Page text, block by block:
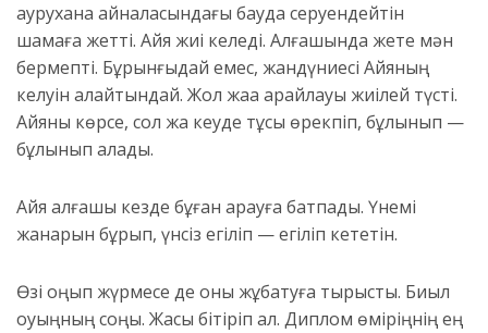
аурухана айналасындағы бауда серуендейтін
шамаға жетті. Айя жиі келеді. Алғашында жете мән
бермепті. Бұрынғыдай емес, жандүниесі Айяның
келуін қалайтындай. Жол жаққа қарайлауы жиілей түсті.
Айяны көрсе, сол жақ кеуде тұсы өрекпіп, бұлқынып —
бұлқынып қалады.
Айя алғашқы кезде бұған қарауға батпады. Үнемі
жанарын бұрып, үнсіз егіліп — егіліп кететін.
Өзі оңып жүрмесе де оны жұбатуға тырысты. Биыл
оқуыңның соңы. Жақсы бітіріп ал. Диплом өміріңнің ең